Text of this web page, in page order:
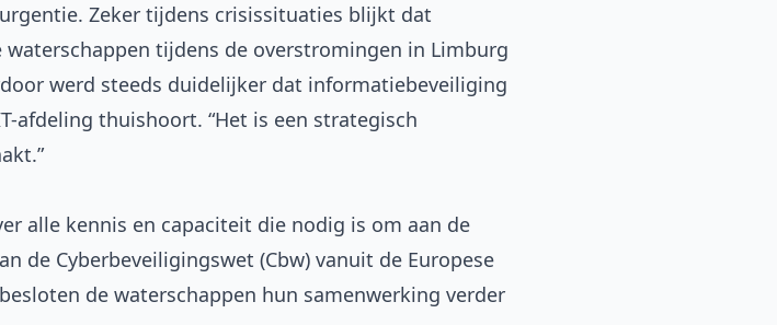
Zeker tijdens crisissituaties blijkt dat
tijdens de overstromingen in Limburg
werd steeds duidelijker dat informatiebeveiliging
afdeling thuishoort. “Het is een strategisch
alle kennis en capaciteit die nodig is om aan de
de Cyberbeveiligingswet (Cbw) vanuit de Europese
de waterschappen hun samenwerking verder